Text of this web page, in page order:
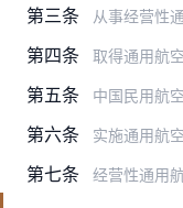
第三条 从事经营性通
第四条 取得通用航空经营许可的企业（
第五条 中国民用航空局（以下
第六条 实施通用航
第七条 经营性通用